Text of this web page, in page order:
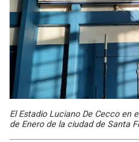
El Estadio Luciano De Cecco en
de Enero de la ciudad de Santa